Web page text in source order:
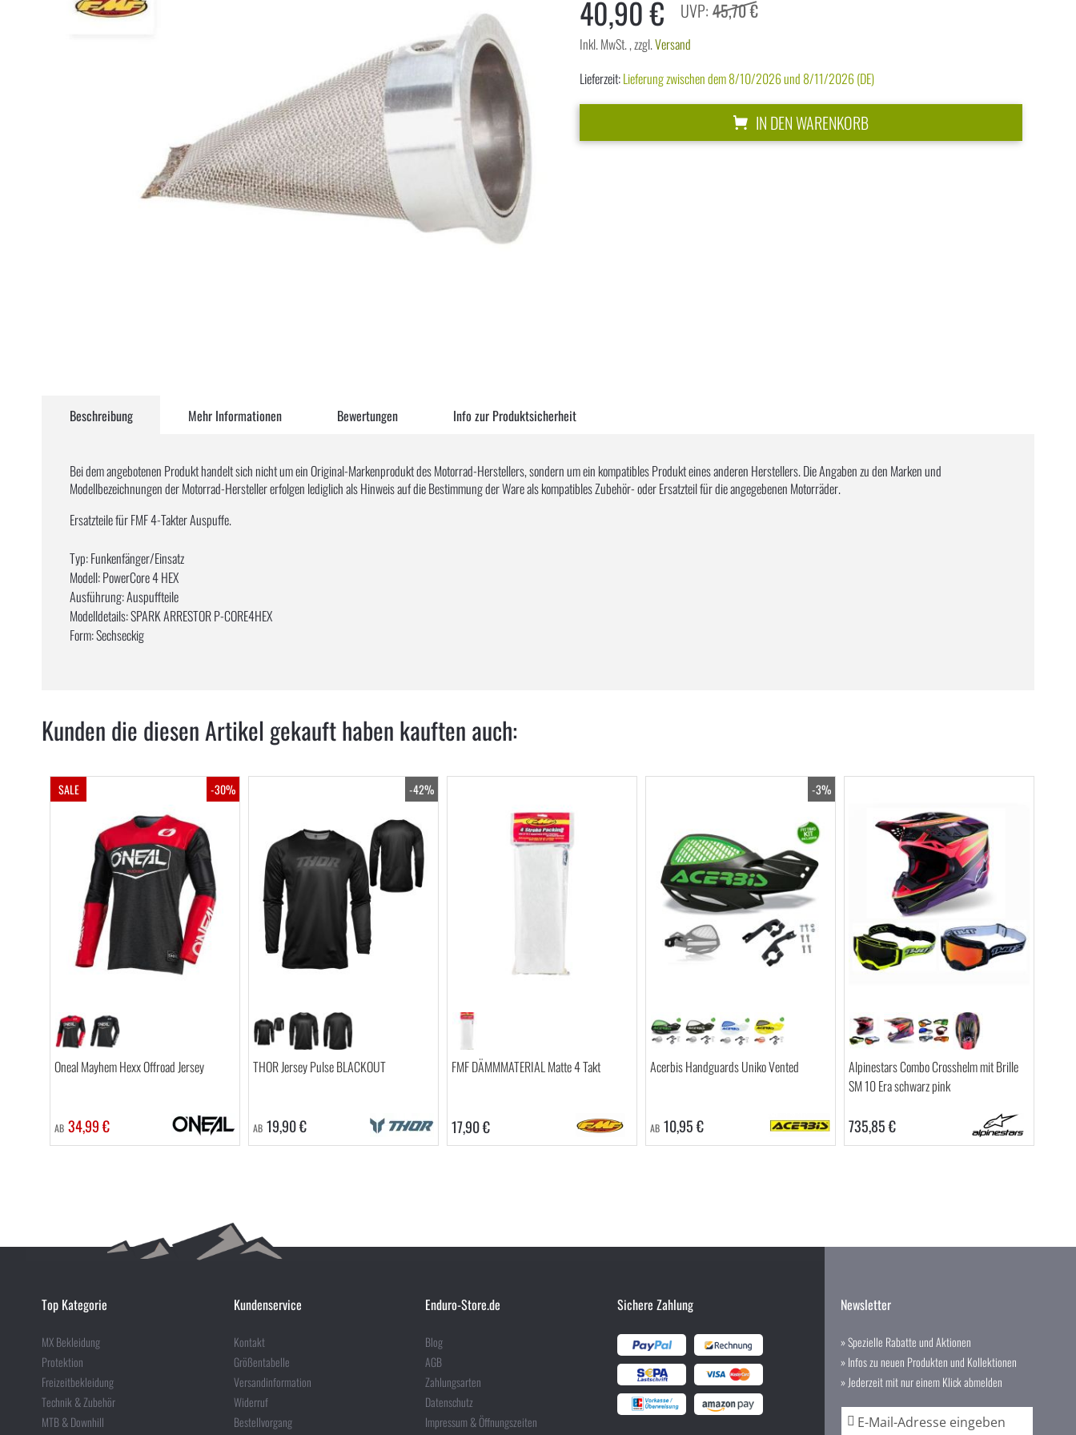
40,90 € 45,70 €
Inkl. MwSt.,zzgl.Versand
Lieferzeit:Lieferung zwischen dem 8/10/2026 und 8/11/2026 (DE)
IN DEN WARENKORB
Beschreibung
Bei dem angebotenen Produkt handelt sich nicht um ein Original-Markenprodukt des Motorrad-Herstellers, sondern um ein kompatibles Produkt eines anderen Herstellers. Die Angaben zu den Marken und
Modellbezeichnungen der Motorrad-Hersteller erfolgen lediglich als Hinweis auf die Bestimmung der Ware als kompatibles Zubehör- oder Ersatzteil für die angegebenen Motorräder.
Ersatzteile für FMF 4-Takter Auspuffe.
Typ: Funkenfänger/Einsatz
Modell: PowerCore 4 HEX
Ausführung: Auspuffteile
Modelldetails: SPARK ARRESTOR P-CORE4HEX
Form: Sechseckig
Mehr Informationen Bewertungen Info zur Produktsicherheit
Kunden die diesen Artikel gekauft haben kauften auch:
SALE -30%
Oneal Mayhem Hexx Offroad Jersey
AB 34,99 €
-42%
THOR Jersey Pulse BLACKOUT
AB 19,90 €
FMF DÄMMMATERIAL Matte 4 Takt
17,90 €
-3%
Acerbis Handguards Uniko Vented
AB 10,95 €
Alpinestars Combo Crosshelm mit Brille
SM 10 Era schwarz pink
735,85 €
Top Kategorie
MX Bekleidung
Protektion
Freizeitbekleidung
Technik & Zubehör
MTB & Downhill
Kundenservice
Kontakt
Größentabelle
Versandinformation
Widerruf
Bestellvorgang
Enduro-Store.de
Blog
AGB
Zahlungsarten
Datenschutz
Impressum & Öffnungszeiten
Sichere Zahlung Newsletter
» Spezielle Rabatte und Aktionen
» Infos zu neuen Produkten und Kollektionen
» Jederzeit mit nur einem Klick abmelden